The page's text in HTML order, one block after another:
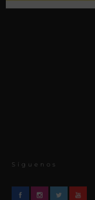
Síguenos